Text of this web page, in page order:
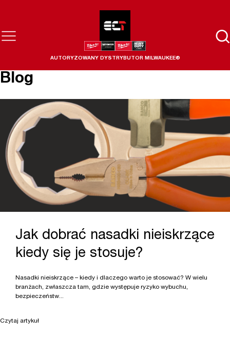
AUTORYZOWANY DYSTRYBUTOR MILWAUKEE®
Blog
Jak dobrać nasadki nieiskrzące
kiedy się je stosuje?
Nasadki nieiskrzące – kiedy i dlaczego warto je stosować? W wielu
branżach, zwłaszcza tam, gdzie występuje ryzyko wybuchu,
bezpieczeństw...
Czytaj artykuł